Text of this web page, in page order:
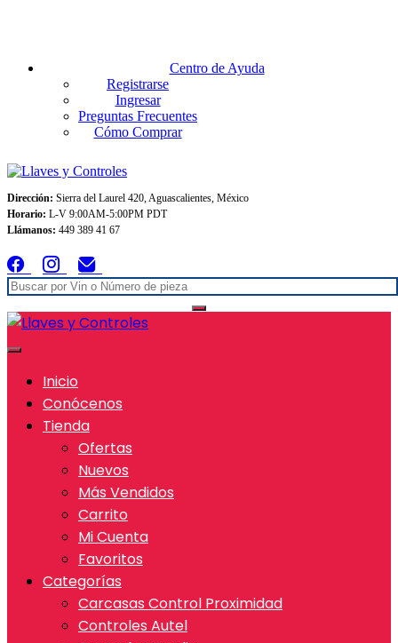
Centro de Ayuda
Registrarse
Ingresar
Preguntas Frecuentes
Cómo Comprar
Dirección: Sierra del Laurel 420, Aguascalientes, México
Horario: L-V 9:00AM-5:00PM PDT
Llámanos: 449 389 41 67
Inicio
Conócenos
Tienda
Ofertas
Nuevos
Más Vendidos
Carrito
Mi Cuenta
Favoritos
Categorías
Carcasas Control Proximidad
Controles Autel